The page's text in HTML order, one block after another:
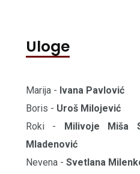
Uloge
Marija - Ivana Pavlović
Boris - Uroš Milojević
Roki -
Milivoje Miša
Mladenović
Nevena - Svetlana